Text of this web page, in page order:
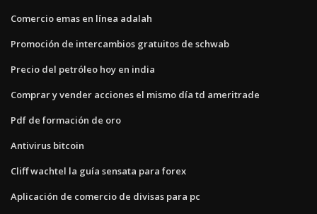
Comercio emas en línea adalah
Promoción de intercambios gratuitos de schwab
Precio del petróleo hoy en india
Comprar y vender acciones el mismo día td ameritrade
Pdf de formación de oro
Antivirus bitcoin
Cliff wachtel la guía sensata para forex
Aplicación de comercio de divisas para pc